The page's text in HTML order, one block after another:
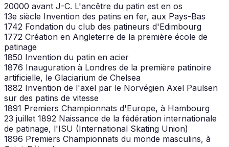
20000 avant J-C. L'ancêtre du patin est en os
13e siècle Invention des patins en fer, aux Pays-Bas
1742 Fondation du club des patineurs d'Edimbourg
1772 Création en Angleterre de la première école de
patinage
1850 Invention du patin en acier
1876 Inauguration à Londres de la première patinoire
artificielle, le Glaciarium de Chelsea
1882 Invention de l'axel par le Norvégien Axel Paulsen
sur des patins de vitesse
1891 Premiers Championnats d'Europe, à Hambourg
23 juillet 1892 Naissance de la fédération internationale
de patinage, l'ISU (International Skating Union)
1896 Premiers Championnats du monde masculins, à